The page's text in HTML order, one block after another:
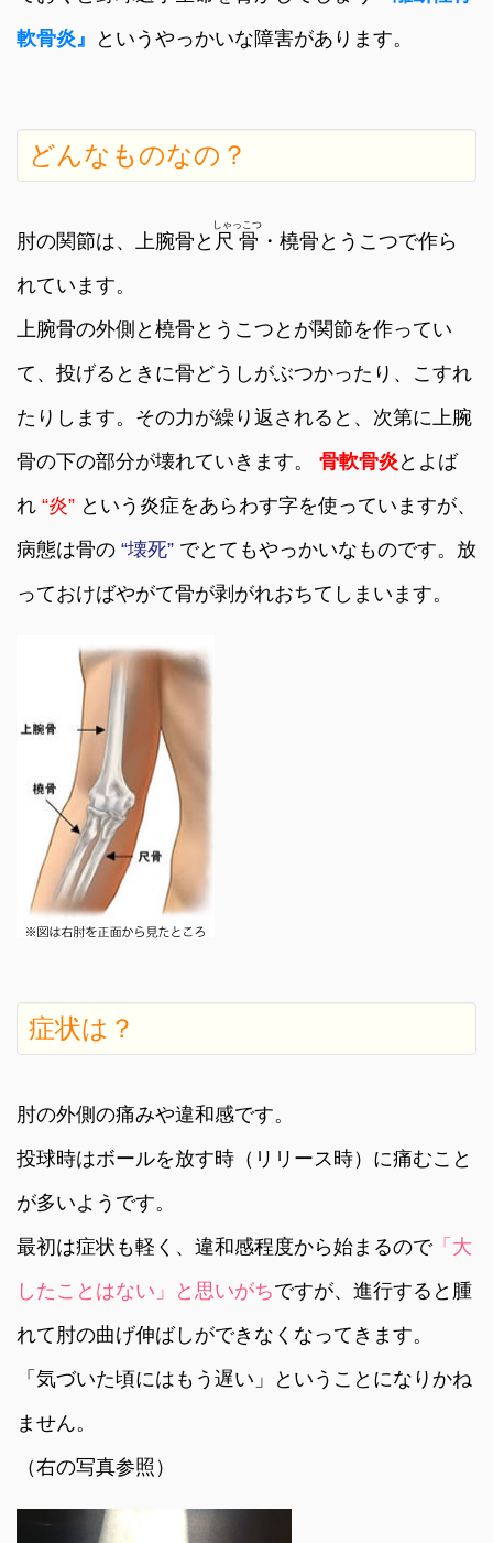
軟骨炎』
というやっかいな障害があります。
どんなものなの？
肘の関節は、上腕骨と 尺骨
しゃっこつ
・ 橈骨 とうこつで作ら
れています。
上腕骨の外側と 橈骨 とうこつ とが関節を作ってい
て、投げるときに骨どうしがぶつかったり、こすれ
たりします。その力が繰り返されると、次第に上腕
骨の下の部分が壊れていきます。 骨軟骨炎とよば
れ “炎” という炎症をあらわす字を使っていますが、
病態は骨の “壊死” でとてもやっかいなものです。放
っておけばやがて骨が剥がれおちてしまいます。
症状は？
肘の外側の痛みや違和感です。
投球時はボールを放す時（リリース時）に痛むこと
が多いようです。
最初は症状も軽く、違和感程度から始まるので「大
したことはない」と思いがちですが、進行すると腫
れて肘の曲げ伸ばしができなくなってきます。
「気づいた頃にはもう遅い」ということになりかね
ません。
（右の写真参照）